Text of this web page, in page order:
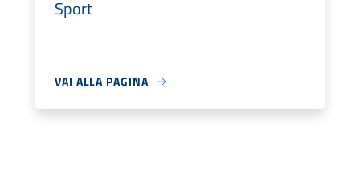
Sport
VAI ALLA PAGINA